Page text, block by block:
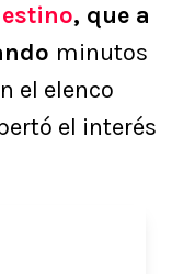
, que a
minutos
el elenco
el interés